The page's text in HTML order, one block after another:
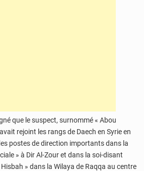
que le suspect, surnommé « Abou
rejoint les rangs de Daech en Syrie en
postes de direction importants dans la
» à Dir Al-Zour et dans la soi-disant
» dans la Wilaya de Raqqa au centre